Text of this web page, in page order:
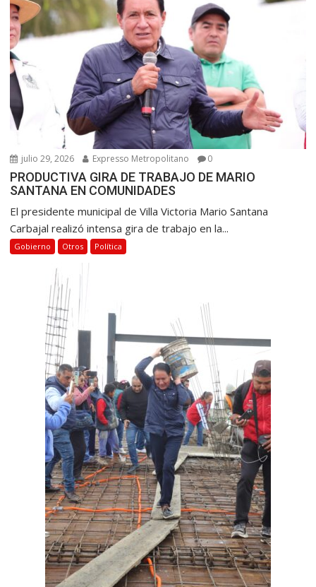
julio 29, 2026 Expresso Metropolitano 0
PRODUCTIVA GIRA DE TRABAJO DE MARIO
SANTANA EN COMUNIDADES
El presidente municipal de Villa Victoria Mario Santana
Carbajal realizó intensa gira de trabajo en la...
Gobierno Otros Política